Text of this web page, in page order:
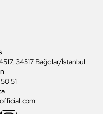
34517 Bağcılar/İstanbul
51